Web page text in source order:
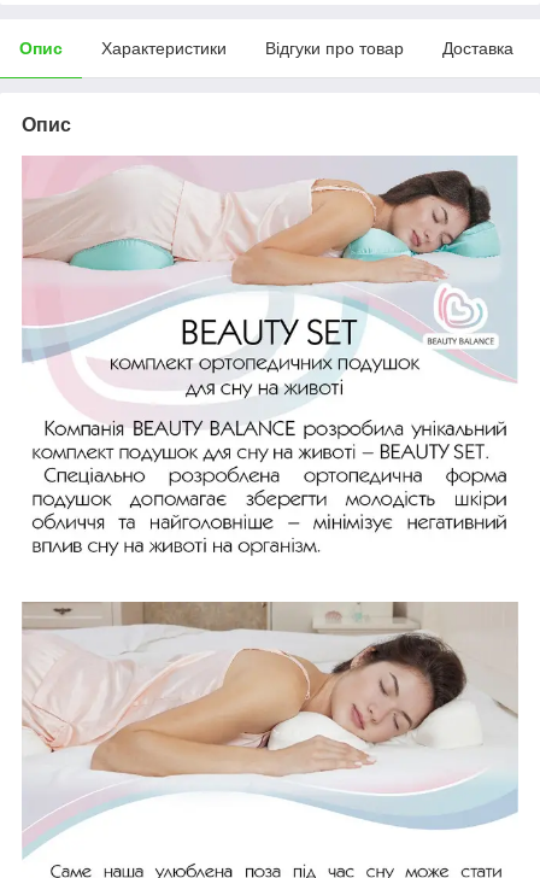
Опис Характеристики Відгуки про товар Доставка
Опис